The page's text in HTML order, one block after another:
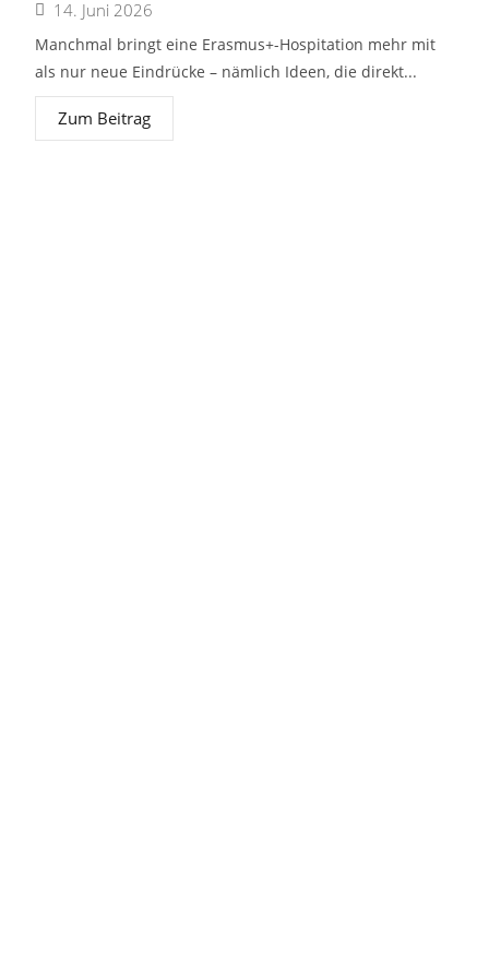
14. Juni 2026
Manchmal bringt eine Erasmus+-Hospitation mehr mit
als nur neue Eindrücke – nämlich Ideen, die direkt...
Zum Beitrag